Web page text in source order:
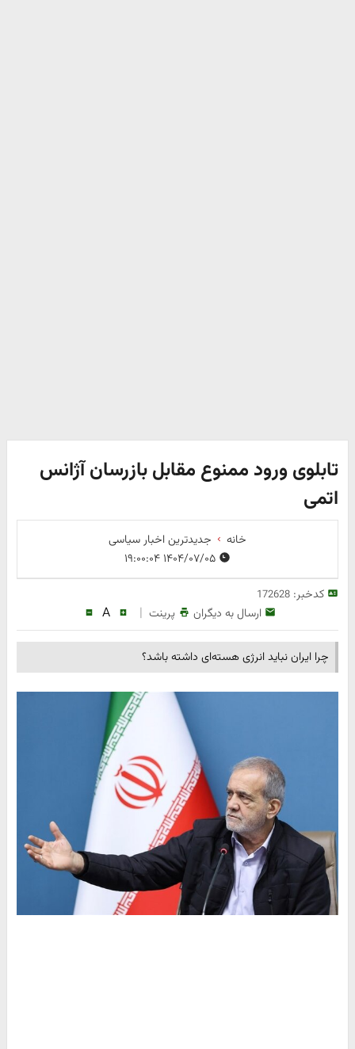
تابلوی ورود ممنوع مقابل بازرسان آژانس
اتمی
خانه
جدیدترین اخبار سیاسی
کدخبر:172628
ارسال به دیگران پرینت |
A
چرا ایران نباید انرژی هسته‌ای داشته باشد؟